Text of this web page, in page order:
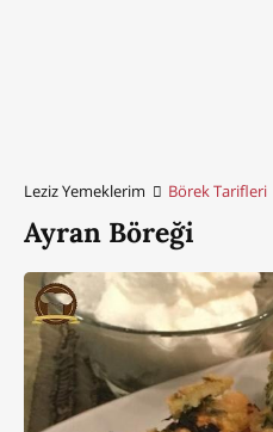
Leziz Yemeklerim Börek Tarifleri
Ayran Böreği